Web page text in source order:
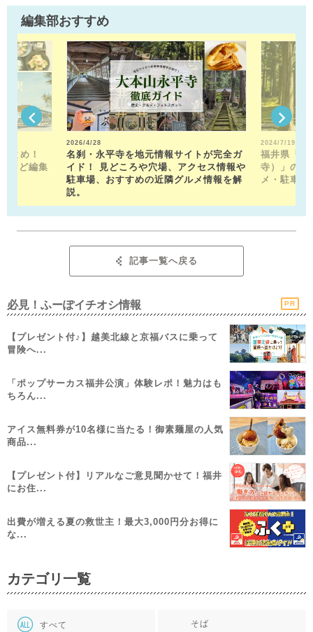
編集部おすすめ
とめ！
など編集
2026/4/28
名刹・永平寺を地元情報サイトが完全ガ
イド！ 見どころや穴場、アクセス情報や
駐車場、おすすめの近隣グルメ情報を解
説。
2024/7/19
福井県「平
寺）」の見
メ・駐車
記事一覧へ戻る
必見！ふーぽイチオシ情報 PR
【プレゼント付♪】越美北線と京福バスに乗って
冒険へ...
「ポップサーカス福井公演」体験レポ！魅力はも
ちろん...
アイス無料券が10名様に当たる！御素麺屋の人気
商品...
【プレゼント付】リアルなご意見聞かせて！福井
にお住...
出費が増える夏の救世主！最大3,000円分お得に
な...
カテゴリ一覧
すべて そば